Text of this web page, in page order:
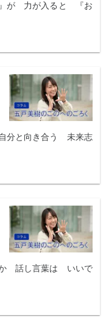
』が 力が入ると 『お
分と向き合う 未来志
か 話し言葉は いいで